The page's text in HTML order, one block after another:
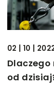
02 | 10 |
od